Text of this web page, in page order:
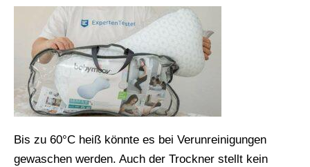
Bis zu 60°C heiß könnte es bei Verunreinigungen
gewaschen werden. Auch der Trockner stellt kein